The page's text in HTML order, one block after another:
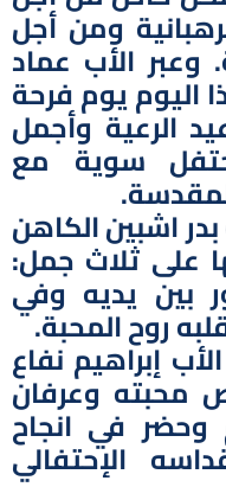
ومن أجل
الأب عماد
اليوم يوم فرحة
الرعية وأجمل
سوية مع
اشبين الكاهن
على ثلاث جمل:
بين يديه وفي
روح المحبة.
إبراهيم نفاع
محبته وعرفان
في انجاح
الإحتفالي